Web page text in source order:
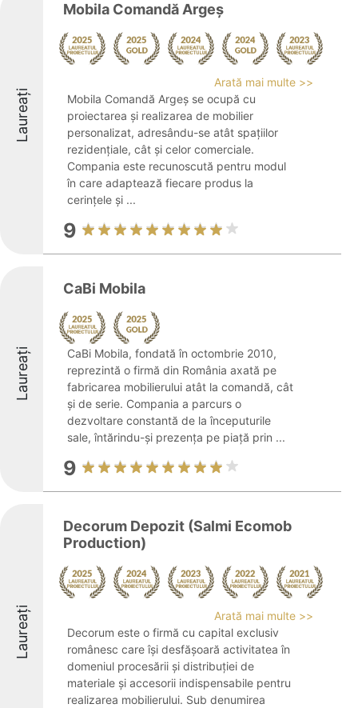
Laureați
Mobila Comandă Argeș
Arată mai multe >>
Mobila Comandă Argeș se ocupă cu
proiectarea și realizarea de mobilier
personalizat, adresându-se atât spațiilor
rezidențiale, cât și celor comerciale.
Compania este recunoscută pentru modul
în care adaptează fiecare produs la
cerințele și ...
9
Laureați
CaBi Mobila
CaBi Mobila, fondată în octombrie 2010,
reprezintă o firmă din România axată pe
fabricarea mobilierului atât la comandă, cât
și de serie. Compania a parcurs o
dezvoltare constantă de la începuturile
sale, întărindu-și prezența pe piață prin ...
9
Laureați
Decorum Depozit (Salmi Ecomob
Production)
Arată mai multe >>
Decorum este o firmă cu capital exclusiv
românesc care își desfășoară activitatea în
domeniul procesării și distribuției de
materiale și accesorii indispensabile pentru
realizarea mobilierului. Sub denumirea